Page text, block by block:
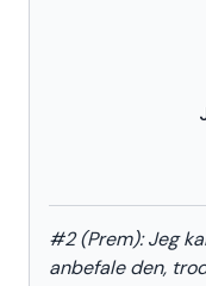
#2 (Prem): Jeg
anbefale den,